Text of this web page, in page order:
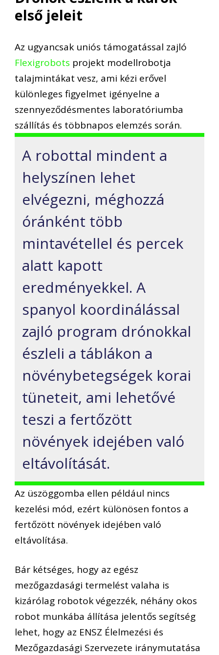
első jeleit
Az ugyancsak uniós támogatással zajló
Flexigrobots projekt modellrobotja
talajmintákat vesz, ami kézi erővel
különleges figyelmet igényelne a
szennyeződésmentes laboratóriumba
szállítás és többnapos elemzés során.
A robottal mindent a
helyszínen lehet
elvégezni, méghozzá
óránként több
mintavétellel és percek
alatt kapott
eredményekkel. A
spanyol koordinálással
zajló program drónokkal
észleli a táblákon a
növénybetegségek korai
tüneteit, ami lehetővé
teszi a fertőzött
növények idejében való
eltávolítását.
Az üszöggomba ellen például nincs
kezelési mód, ezért különösen fontos a
fertőzött növények idejében való
eltávolítása.
Bár kétséges, hogy az egész
mezőgazdasági termelést valaha is
kizárólag robotok végezzék, néhány okos
robot munkába állítása jelentős segítség
lehet, hogy az ENSZ Élelmezési és
Mezőgazdasági Szervezete iránymutatása